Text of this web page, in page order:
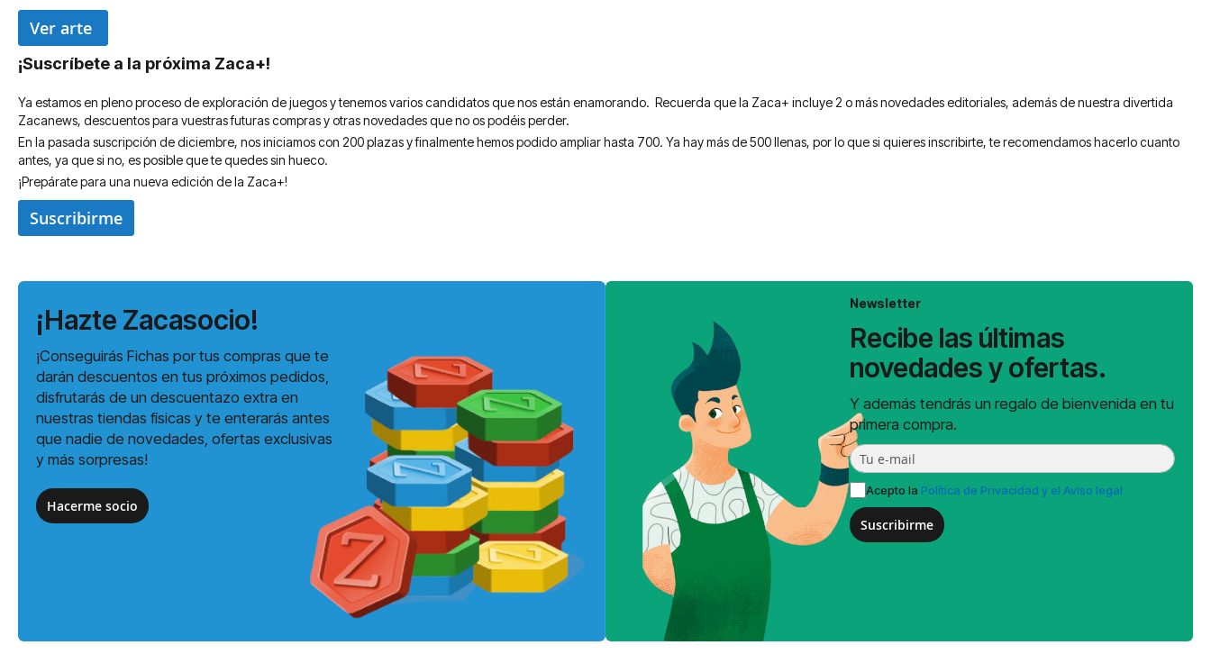
Ver arte
¡Suscríbete a la próxima Zaca+!
Ya estamos en pleno proceso de exploración de juegos y tenemos varios candidatos que nos están enamorando. Recuerda que la Zaca+ incluye 2 o más novedades editoriales, además de nuestra divertida
Zacanews, descuentos para vuestras futuras compras y otras novedades que no os podéis perder.
En la pasada suscripción de diciembre, nos iniciamos con 200 plazas y finalmente hemos podido ampliar hasta 700. Ya hay más de 500 llenas, por lo que si quieres inscribirte, te recomendamos hacerlo cuanto
antes, ya que si no, es posible que te quedes sin hueco.
¡Prepárate para una nueva edición de la Zaca+!
Suscribirme
¡Hazte Zacasocio!
¡Conseguirás Fichas por tus compras que te
darán descuentos en tus próximos pedidos,
disfrutarás de un descuentazo extra en
nuestras tiendas físicas y te enterarás antes
que nadie de novedades, ofertas exclusivas
y más sorpresas!
Hacerme socio
Newsletter
Recibe las últimas
novedades y ofertas.
Y además tendrás un regalo de bienvenida en tu
primera compra.
Acepto la Política de Privacidad y el Aviso legal
Suscribirme